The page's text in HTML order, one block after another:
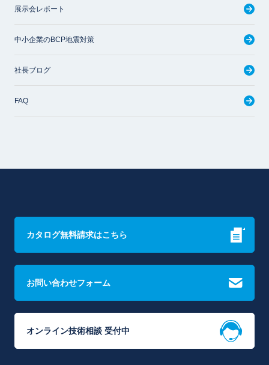
展示会レポート
中小企業のBCP地震対策
社長ブログ
FAQ
カタログ無料請求はこちら
お問い合わせフォーム
オンライン技術相談 受付中